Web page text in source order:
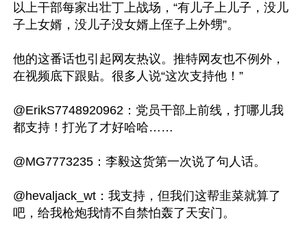
以上干部每家出壮丁上战场，“有儿子上儿子，没儿
子上女婿，没儿子没女婿上侄子上外甥”。
他的这番话也引起网友热议。推特网友也不例外，
在视频底下跟贴。很多人说“这次支持他！”
@ErikS7748920962：党员干部上前线，打哪儿我
都支持！打光了才好哈哈……
@MG7773235：李毅这货第一次说了句人话。
@hevaljack_wt：我支持，但我们这帮韭菜就算了
吧，给我枪炮我情不自禁怕轰了天安门。